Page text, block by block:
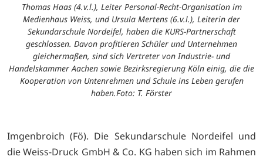
Thomas Haas (4.v.l.), Leiter Personal-Recht-Organisation im
Medienhaus Weiss, und Ursula Mertens (6.v.l.), Leiterin der
Sekundarschule Nordeifel, haben die KURS-Partnerschaft
geschlossen. Davon profitieren Schüler und Unternehmen
gleichermaßen, sind sich Vertreter von Industrie- und
Handelskammer Aachen sowie Bezirksregierung Köln einig, die die
Kooperation von Untenrehmen und Schule ins Leben gerufen
haben.Foto: T. Förster
Imgenbroich (Fö). Die Sekundarschule Nordeifel und
die Weiss-Druck GmbH & Co. KG haben sich im Rahmen